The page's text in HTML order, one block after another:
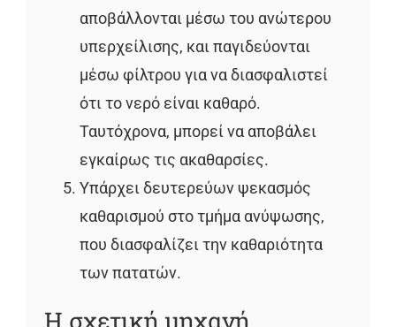
αποβάλλονται μέσω του ανώτερου
υπερχείλισης, και παγιδεύονται
μέσω φίλτρου για να διασφαλιστεί
ότι το νερό είναι καθαρό.
Ταυτόχρονα, μπορεί να αποβάλει
εγκαίρως τις ακαθαρσίες.
Υπάρχει δευτερεύων ψεκασμός
καθαρισμού στο τμήμα ανύψωσης,
που διασφαλίζει την καθαριότητα
των πατατών.
Η σχετική μηχανή